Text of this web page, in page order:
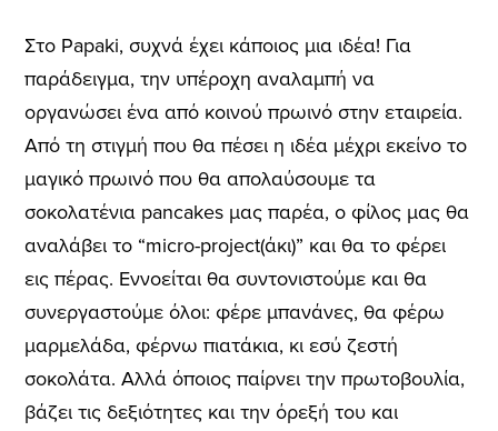
Στο Papaki, συχνά έχει κάποιος μια ιδέα! Για
παράδειγμα, την υπέροχη αναλαμπή να
οργανώσει ένα από κοινού πρωινό στην εταιρεία.
Από τη στιγμή που θα πέσει η ιδέα μέχρι εκείνο το
μαγικό πρωινό που θα απολαύσουμε τα
σοκολατένια pancakes μας παρέα, ο φίλος μας θα
αναλάβει το “micro-project(άκι)” και θα το φέρει
εις πέρας. Εννοείται θα συντονιστούμε και θα
συνεργαστούμε όλοι: φέρε μπανάνες, θα φέρω
μαρμελάδα, φέρνω πιατάκια, κι εσύ ζεστή
σοκολάτα. Αλλά όποιος παίρνει την πρωτοβουλία,
βάζει τις δεξιότητες και την όρεξή του και